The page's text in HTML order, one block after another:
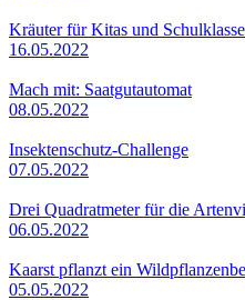
Kräuter für Kitas und
16.05.2022
Mach mit: Saatgutautomat
08.05.2022
Insektenschutz-Challenge
07.05.2022
Drei Quadratmeter für die
06.05.2022
Kaarst pflanzt ein
05.05.2022